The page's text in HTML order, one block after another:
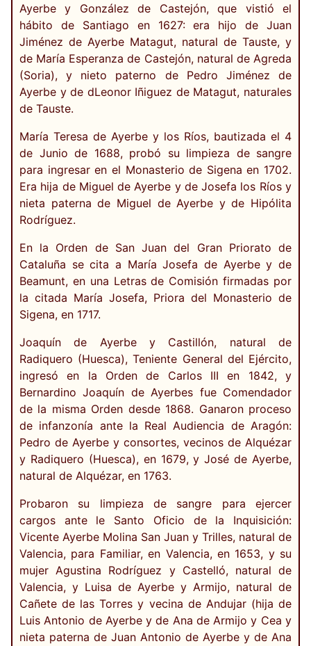
Ayerbe y González de Castejón, que vistió el
hábito de Santiago en 1627: era hijo de Juan
Jiménez de Ayerbe Matagut, natural de Tauste, y
de María Esperanza de Castejón, natural de Agreda
(Soria), y nieto paterno de Pedro Jiménez de
Ayerbe y de dLeonor Iñiguez de Matagut, naturales
de Tauste.
María Teresa de Ayerbe y los Ríos, bautizada el 4
de Junio de 1688, probó su limpieza de sangre
para ingresar en el Monasterio de Sigena en 1702.
Era hija de Miguel de Ayerbe y de Josefa los Ríos y
nieta paterna de Miguel de Ayerbe y de Hipólita
Rodríguez.
En la Orden de San Juan del Gran Priorato de
Cataluña se cita a María Josefa de Ayerbe y de
Beamunt, en una Letras de Comisión firmadas por
la citada María Josefa, Priora del Monasterio de
Sigena, en 1717.
Joaquín de Ayerbe y Castillón, natural de
Radiquero (Huesca), Teniente General del Ejército,
ingresó en la Orden de Carlos III en 1842, y
Bernardino Joaquín de Ayerbes fue Comendador
de la misma Orden desde 1868. Ganaron proceso
de infanzonía ante la Real Audiencia de Aragón:
Pedro de Ayerbe y consortes, vecinos de Alquézar
y Radiquero (Huesca), en 1679, y José de Ayerbe,
natural de Alquézar, en 1763.
Probaron su limpieza de sangre para ejercer
cargos ante le Santo Oficio de la Inquisición:
Vicente Ayerbe Molina San Juan y Trilles, natural de
Valencia, para Familiar, en Valencia, en 1653, y su
mujer Agustina Rodríguez y Castelló, natural de
Valencia, y Luisa de Ayerbe y Armijo, natural de
Cañete de las Torres y vecina de Andujar (hija de
Luis Antonio de Ayerbe y de Ana de Armijo y Cea y
nieta paterna de Juan Antonio de Ayerbe y de Ana